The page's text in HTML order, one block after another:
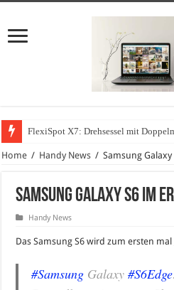
FlexiSpot X7: Drehsessel mit
Home / Handy News / Samsung
Samsung Galaxy S6 im
Handy News
Das Samsung S6 wird zum ersten mal
#Samsung Galaxy#S6Edge